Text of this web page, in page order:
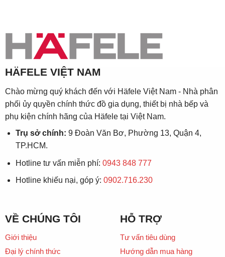
HÄFELE VIỆT NAM
Chào mừng quý khách đến với Häfele Việt Nam - Nhà phân
phối ủy quyền chính thức đồ gia dụng, thiết bị nhà bếp và
phụ kiện chính hãng của Häfele tại Việt Nam.
Trụ sở chính: 9 Đoàn Văn Bơ, Phường 13, Quận 4,
TP.HCM.
Hotline tư vấn miễn phí: 0943 848 777
Hotline khiếu nại, góp ý: 0902.716.230
VỀ CHÚNG TÔI
Giới thiệu
Đại lý chính thức
HỖ TRỢ
Tư vấn tiêu dùng
Hướng dẫn mua hàng